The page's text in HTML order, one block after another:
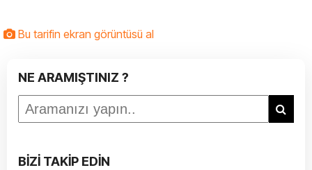
Bu tarifin ekran görüntüsü al
NE ARAMIŞTINIZ ?
BİZİ TAKİP EDİN